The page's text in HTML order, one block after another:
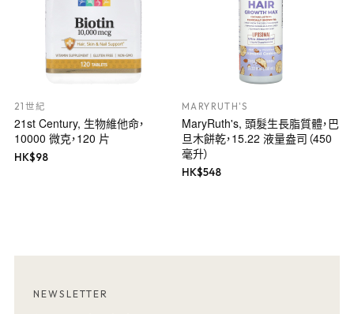
21世紀
21st Century, 生物維他命，
10000 微克，120 片
HK$98
MARYRUTH'S
MaryRuth's, 頭髮生長脂質體，巴
旦木餅乾，15.22 液量盎司（450
毫升）
HK$548
NEWSLETTER